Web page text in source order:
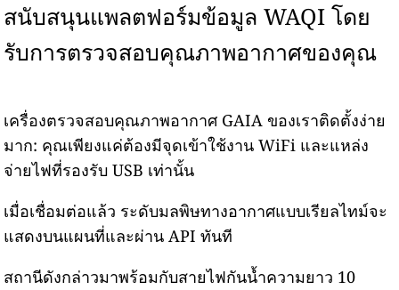
สนับสนุนแพลตฟอร์มข้อมูล WAQI โดย
รับการตรวจสอบคุณภาพอากาศของคุณ
เครื่องตรวจสอบคุณภาพอากาศ GAIA ของเราติดตั้งง่าย
มาก: คุณเพียงแค่ต้องมีจุดเข้าใช้งาน WiFi และแหล่ง
จ่ายไฟที่รองรับ USB เท่านั้น
เมื่อเชื่อมต่อแล้ว ระดับมลพิษทางอากาศแบบเรียลไทม์จะ
แสดงบนแผนที่และผ่าน API ทันที
สถานีดังกล่าวมาพร้อมกับสายไฟกันน้ำความยาว 10